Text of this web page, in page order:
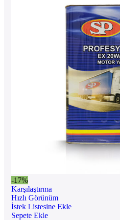
-17%
Karşılaştırma
Hızlı Görünüm
İstek Listesine Ekle
Sepete Ekle